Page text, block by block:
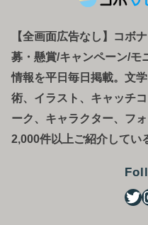
【全画面広告なし】コボ
募 ・ 懸賞/キャンペーン/モ
情報を平日毎日掲載。文
術、イラスト、キャッチ
ーク、キャラクター、フ
2,000件以上ご紹介してい